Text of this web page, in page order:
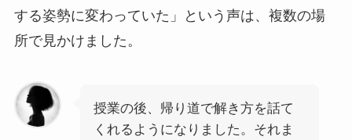
する姿勢に変わっていた」という声は、複数の場
所で見かけました。
授業の後、帰り道で解き方を話て
くれるようになりました。それま